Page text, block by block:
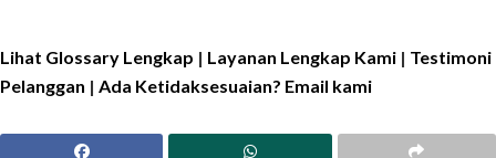
Lihat Glossary Lengkap | Layanan Lengkap Kami | Testimoni
Pelanggan | Ada Ketidaksesuaian? Email kami